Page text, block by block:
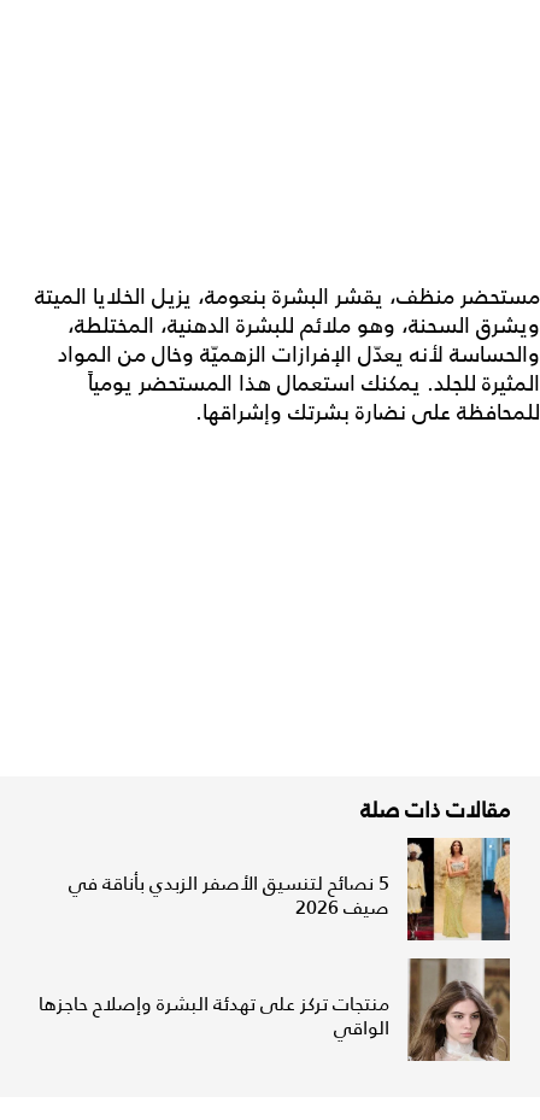
مستحضر منظف، يقشر البشرة بنعومة، يزيل الخلايا الميتة
ويشرق السحنة، وهو ملائم للبشرة الدهنية، المختلطة،
والحساسة لأنه يعدّل الإفرازات الزهميّة وخال من المواد
المثيرة للجلد. يمكنك استعمال هذا المستحضر يومياً
للمحافظة على نضارة بشرتك وإشراقها.
مقالات ذات صلة
5 نصائح لتنسيق الأصفر الزبدي بأناقة في
صيف 2026
منتجات تركز على تهدئة البشرة وإصلاح حاجزها
الواقي